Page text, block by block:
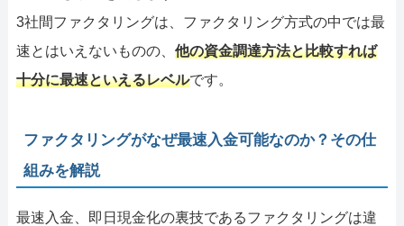
3社間ファクタリングは、ファクタリング方式の中では最
速とはいえないものの、 他の資金調達方法と比較すれば
十分に最速といえるレベルです。
ファクタリングがなぜ最速入金可能なのか？その仕
組みを解説
最速入金、即日現金化の裏技であるファクタリングは違